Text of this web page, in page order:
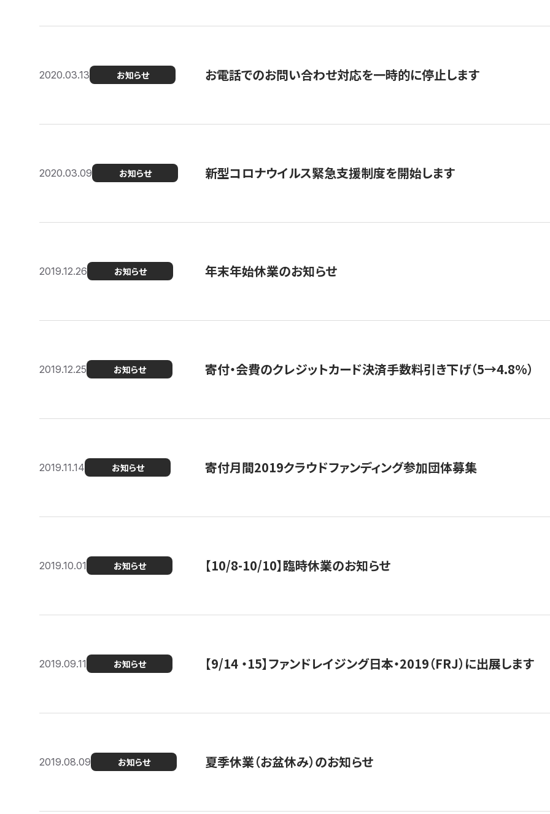
2020.03.13 お知らせ お電話でのお問い合わせ対応を一時的に停止します
2020.03.09 お知らせ 新型コロナウイルス緊急支援制度を開始します
2019.12.26 お知らせ 年末年始休業のお知らせ
2019.12.25 お知らせ 寄付・会費のクレジットカード決済手数料引き下げ（5→4.8%）
2019.11.14 お知らせ 寄付月間2019クラウドファンディング参加団体募集
2019.10.01 お知らせ 【10/8-10/10】臨時休業のお知らせ
2019.09.11 お知らせ 【9/14 ・15】ファンドレイジング日本・2019（FRJ）に出展します
2019.08.09 お知らせ 夏季休業（お盆休み）のお知らせ